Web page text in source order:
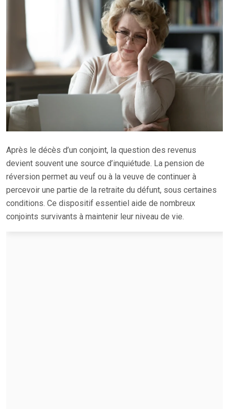
Après le décès d’un conjoint, la question des revenus
devient souvent une source d’inquiétude. La pension de
réversion permet au veuf ou à la veuve de continuer à
percevoir une partie de la retraite du défunt, sous certaines
conditions. Ce dispositif essentiel aide de nombreux
conjoints survivants à maintenir leur niveau de vie.